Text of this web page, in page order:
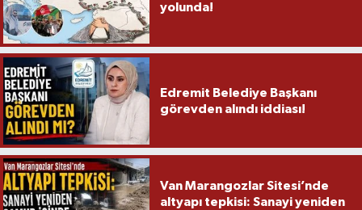
yolunda!
Edremit Belediye Başkanı
görevden alındı iddiası!
Van Marangozlar Sitesi’nde
altyapı tepkisi: Sanayi yeniden